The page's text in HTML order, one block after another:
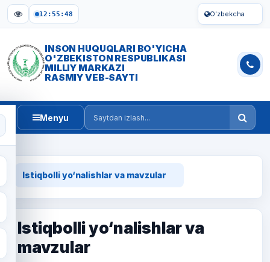
12:55:49 O'zbekcha
INSON HUQUQLARI BO'YICHA
O'ZBEKISTON RESPUBLIKASI
MILLIY MARKAZI
RASMIY VEB-SAYTI
Menyu
Saytdan izlash
Istiqbolli yo‘nalishlar va mavzular
Istiqbolli yo‘nalishlar va
mavzular